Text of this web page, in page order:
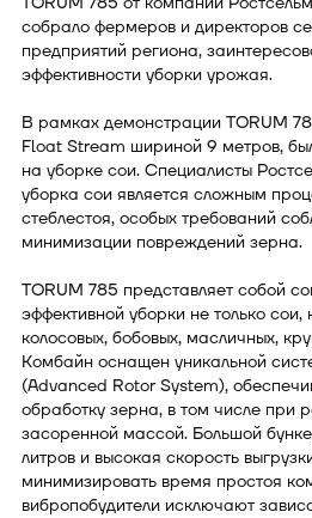
собрало фермеров и директоров
предприятий региона,
эффективности уборки урожая.
В рамках демонстрации TORUM
Float Stream шириной 9 метров,
на уборке сои. Специалисты
уборка сои является сложным
стеблестоя, особых требований
минимизации повреждений зерна.
TORUM 785 представляет собой
эффективной уборки не только сои,
колосовых, бобовых, масличных,
Комбайн оснащен уникальной
(Advanced Rotor System),
обработку зерна, в том числе при
засоренной массой. Большой
литров и высокая скорость
минимизировать время простоя
вибропобудители исключают